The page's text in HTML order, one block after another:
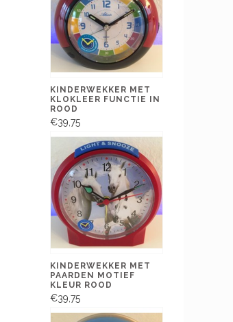
KINDERWEKKER MET
KLOKLEER FUNCTIE IN
ROOD
€39,75
KINDERWEKKER MET
PAARDEN MOTIEF
KLEUR ROOD
€39,75